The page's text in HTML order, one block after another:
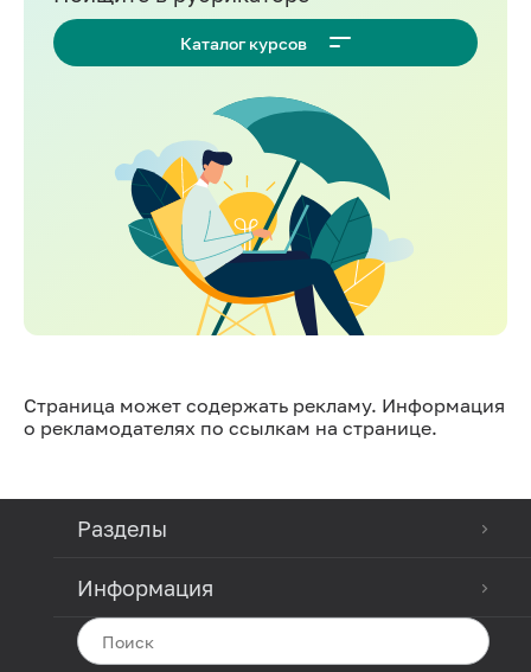
Каталог курсов
Страница может содержать рекламу. Информация
о рекламодателях по ссылкам на странице.
Разделы
Информация